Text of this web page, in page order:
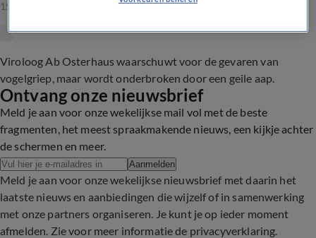
15 apr 2023, 00:46
Viroloog Ab Osterhaus waarschuwt voor de gevaren van
vogelgriep, maar wordt onderbroken door een geile aap.
Ontvang onze nieuwsbrief
Meld je aan voor onze wekelijkse mail vol met de beste
fragmenten, het meest spraakmakende nieuws, een kijkje achter
de schermen en meer.
Aanmelden
Meld je aan voor onze wekelijkse nieuwsbrief met daarin het
laatste nieuws en aanbiedingen die wijzelf of in samenwerking
met onze partners organiseren. Je kunt je op ieder moment
afmelden. Zie voor meer informatie de privacyverklaring.